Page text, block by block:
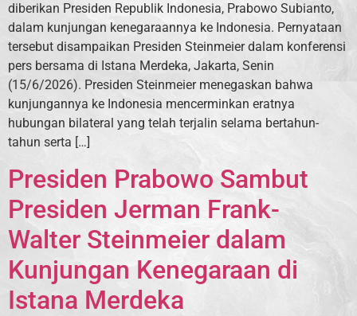
diberikan Presiden Republik Indonesia, Prabowo Subianto,
dalam kunjungan kenegaraannya ke Indonesia. Pernyataan
tersebut disampaikan Presiden Steinmeier dalam konferensi
pers bersama di Istana Merdeka, Jakarta, Senin
(15/6/2026). Presiden Steinmeier menegaskan bahwa
kunjungannya ke Indonesia mencerminkan eratnya
hubungan bilateral yang telah terjalin selama bertahun-
tahun serta […]
Presiden Prabowo Sambut
Presiden Jerman Frank-
Walter Steinmeier dalam
Kunjungan Kenegaraan di
Istana Merdeka